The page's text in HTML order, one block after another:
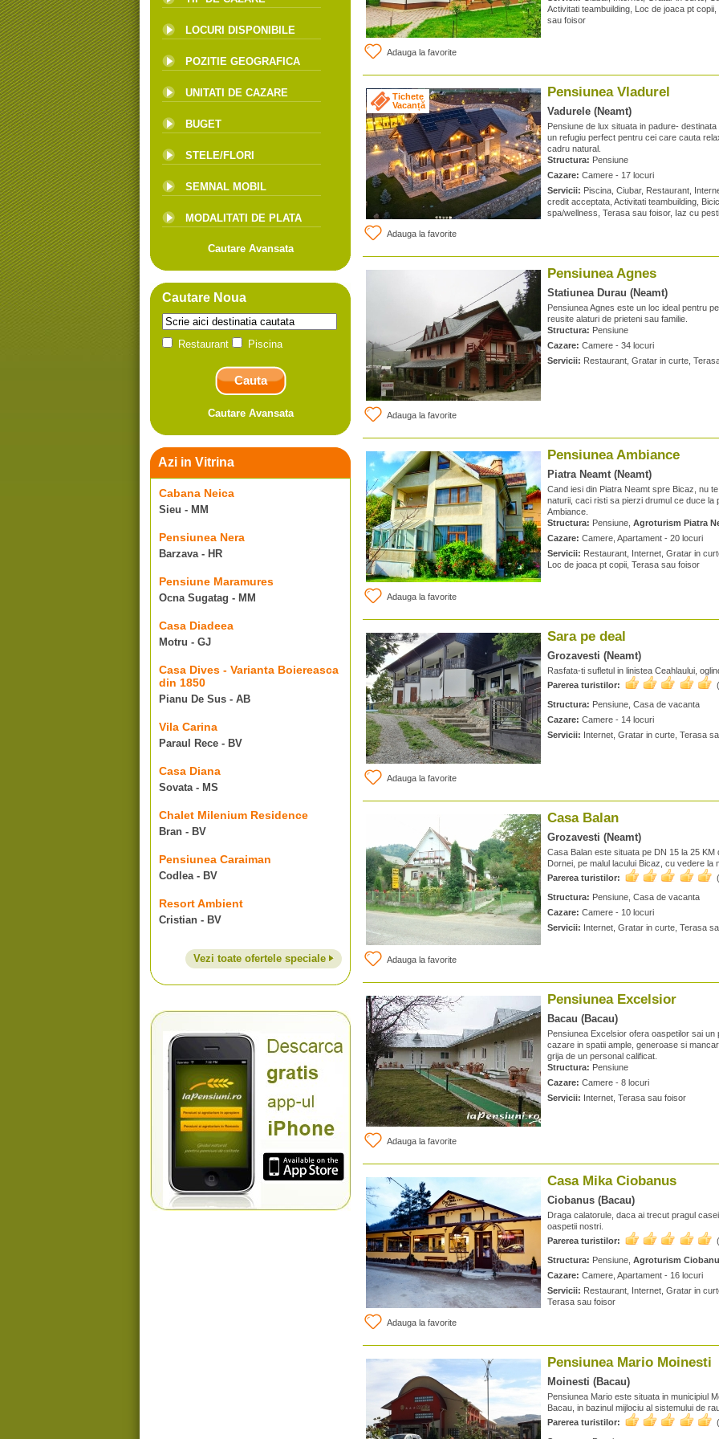
LOCURI DISPONIBILE
POZITIE GEOGRAFICA
UNITATI DE CAZARE
BUGET
STELE/FLORI
SEMNAL MOBIL
MODALITATI DE PLATA
Cautare Avansata
Cautare Noua
Restaurant Piscina
Cautare Avansata
Azi in Vitrina
Cabana Neica
Sieu - MM
Pensiunea Nera
Barzava - HR
Pensiune Maramures
Ocna Sugatag - MM
Casa Diadeea
Motru - GJ
Casa Dives - Varianta Boiereasca
din 1850
Pianu De Sus - AB
Vila Carina
Paraul Rece - BV
Casa Diana
Sovata - MS
Chalet Milenium Residence
Bran - BV
Pensiunea Caraiman
Codlea - BV
Resort Ambient
Cristian - BV
Vezi toate ofertele speciale
Adauga la favorite
Activitati teambuilding, Loc de joaca pt
sau foisor
Tichete
Vacanță
Adauga la favorite
Pensiunea Vladurel
Vadurele (Neamt)
Pensiune de lux situata in padure-
un refugiu perfect pentru cei care cauta
cadru natural.
Structura: Pensiune
Cazare: Camere - 17 locuri
Servicii: Piscina, Ciubar, Restaurant,
credit acceptata, Activitati teambuilding,
spa/wellness, Terasa sau foisor, Iaz cu pesti
Adauga la favorite
Pensiunea Agnes
Statiunea Durau (Neamt)
Pensiunea Agnes este un loc ideal pentru
reusite alaturi de prieteni sau familie.
Structura: Pensiune
Cazare: Camere - 34 locuri
Servicii: Restaurant, Gratar in curte,
Adauga la favorite
Pensiunea Ambiance
Piatra Neamt (Neamt)
Cand iesi din Piatra Neamt spre Bicaz, nu
naturii, caci risti sa pierzi drumul ce duce la
Ambiance.
Structura: Pensiune, Agroturism Piatra
Cazare: Camere, Apartament - 20 locuri
Servicii: Restaurant, Internet, Gratar in
Loc de joaca pt copii, Terasa sau foisor
Adauga la favorite
Sara pe deal
Grozavesti (Neamt)
Rasfata-ti sufletul in linistea Ceahlaului,
Parerea turistilor:
Structura: Pensiune, Casa de vacanta
Cazare: Camere - 14 locuri
Servicii: Internet, Gratar in curte, Terasa
Adauga la favorite
Casa Balan
Grozavesti (Neamt)
Casa Balan este situata pe DN 15 la 25
Dornei, pe malul lacului Bicaz, cu vedere la
Parerea turistilor:
Structura: Pensiune, Casa de vacanta
Cazare: Camere - 10 locuri
Servicii: Internet, Gratar in curte, Terasa
Adauga la favorite
Pensiunea Excelsior
Bacau (Bacau)
Pensiunea Excelsior ofera oaspetilor sai un
cazare in spatii ample, generoase si
grija de un personal calificat.
Structura: Pensiune
Cazare: Camere - 8 locuri
Servicii: Internet, Terasa sau foisor
Adauga la favorite
Casa Mika Ciobanus
Ciobanus (Bacau)
Draga calatorule, daca ai trecut pragul
oaspetii nostri.
Parerea turistilor:
Structura: Pensiune, Agroturism
Cazare: Camere, Apartament - 16 locuri
Servicii: Restaurant, Internet, Gratar in
Terasa sau foisor
Pensiunea Mario Moinesti
Moinesti (Bacau)
Pensiunea Mario este situata in municipiul
Bacau, in bazinul mijlociu al sistemului de
Parerea turistilor: